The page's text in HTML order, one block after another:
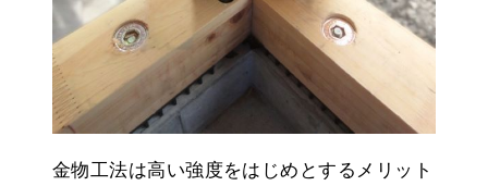
金物工法は高い強度をはじめとするメリット